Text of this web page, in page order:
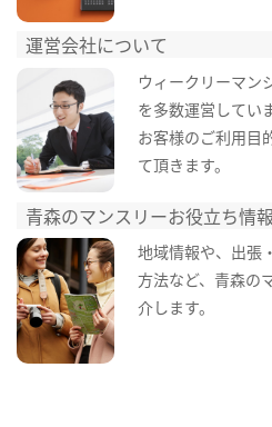
運営会社について
ウィークリーマン
を多数運営してい
お客様のご利用目
て頂きます。
青森のマンスリーお役立ち情報
地域情報や、出張
方法など、青森の
介します。